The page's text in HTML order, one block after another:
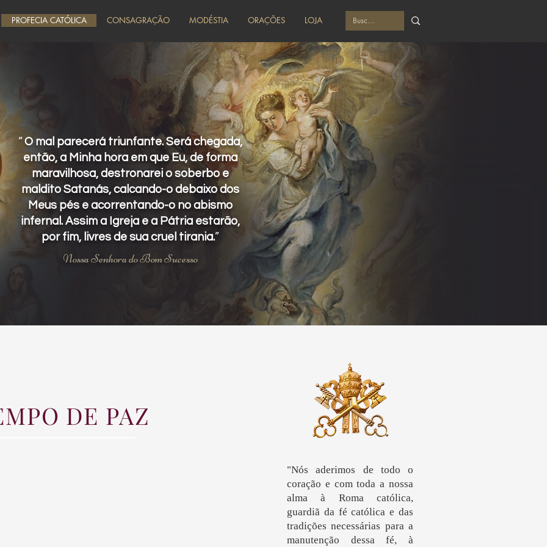
PROFECIA CATÓLICA CONSAGRAÇÃO MODÉSTIA ORAÇÕES LOJA
“ O mal parecerá triunfante. Será chegada,
então, a Minha hora em que Eu, de forma
maravilhosa, destronarei o soberbo e
maldito Satanás, calcando-o debaixo dos
Meus pés e acorrentando-o no abismo
infernal. Assim a Igreja e a Pátria estarão,
por fim, livres de sua cruel tirania.”
Nossa Senhora do Bom Sucesso
DE PAZ
"Nós aderimos de todo o
coração e com toda a nossa
alma à Roma católica,
guardiã da fé católica e das
tradições necessárias para a
manutenção dessa fé, à